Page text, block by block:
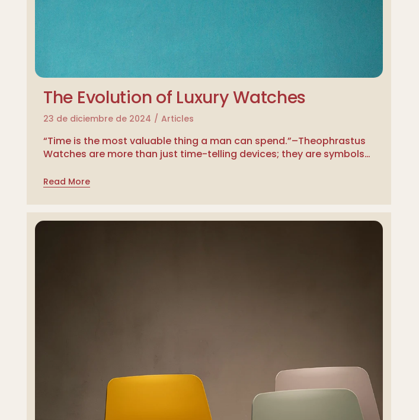
The Evolution of Luxury Watches
23 de diciembre de 2024 Articles
“Time is the most valuable thing a man can spend.”–Theophrastus
Watches are more than just time-telling devices; they are symbols…
Read More